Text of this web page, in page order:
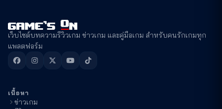
เว็บไซต์บทความรีวิวเกม ข่าวเกม และคู่มือเกม สำหรับคนรักเกมทุก
แพลตฟอร์ม
เนื้อหา
ข่าวเกม